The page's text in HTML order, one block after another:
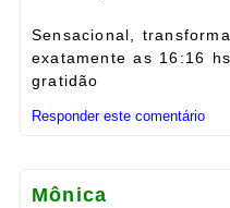
Sensacional,
exatamente as 16:16
gratidão
Responder este comentário
Mônica